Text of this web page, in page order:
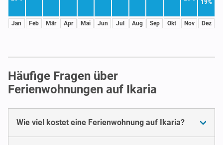
Jan Feb Mär Apr Mai Jun Jul Aug Sep Okt Nov
19%
Dez
Häufige Fragen über
Ferienwohnungen auf Ikaria
Wie viel kostet eine Ferienwohnung auf Ikaria?